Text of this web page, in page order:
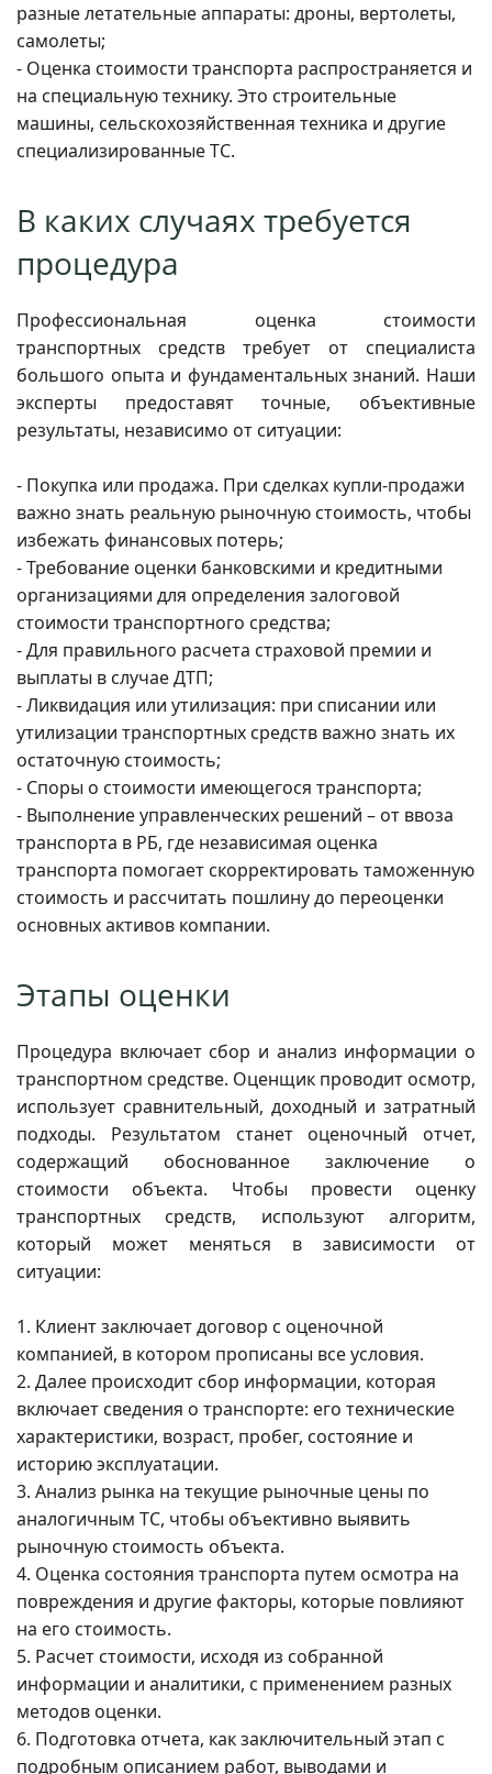
разные летательные аппараты: дроны, вертолеты,
самолеты;
- Оценка стоимости транспорта распространяется и
на специальную технику. Это строительные
машины, сельскохозяйственная техника и другие
специализированные ТС.
В каких случаях требуется
процедура
Профессиональная оценка стоимости
транспортных средств требует от специалиста
большого опыта и фундаментальных знаний. Наши
эксперты предоставят точные, объективные
результаты, независимо от ситуации:
- Покупка или продажа. При сделках купли-продажи
важно знать реальную рыночную стоимость, чтобы
избежать финансовых потерь;
- Требование оценки банковскими и кредитными
организациями для определения залоговой
стоимости транспортного средства;
- Для правильного расчета страховой премии и
выплаты в случае ДТП;
- Ликвидация или утилизация: при списании или
утилизации транспортных средств важно знать их
остаточную стоимость;
- Споры о стоимости имеющегося транспорта;
- Выполнение управленческих решений – от ввоза
транспорта в РБ, где независимая оценка
транспорта помогает скорректировать таможенную
стоимость и рассчитать пошлину до переоценки
основных активов компании.
Этапы оценки
Процедура включает сбор и анализ информации о
транспортном средстве. Оценщик проводит осмотр,
использует сравнительный, доходный и затратный
подходы. Результатом станет оценочный отчет,
содержащий обоснованное заключение о
стоимости объекта. Чтобы провести оценку
транспортных средств, используют алгоритм,
который может меняться в зависимости от
ситуации:
1. Клиент заключает договор с оценочной
компанией, в котором прописаны все условия.
2. Далее происходит сбор информации, которая
включает сведения о транспорте: его технические
характеристики, возраст, пробег, состояние и
историю эксплуатации.
3. Анализ рынка на текущие рыночные цены по
аналогичным ТС, чтобы объективно выявить
рыночную стоимость объекта.
4. Оценка состояния транспорта путем осмотра на
повреждения и другие факторы, которые повлияют
на его стоимость.
5. Расчет стоимости, исходя из собранной
информации и аналитики, с применением разных
методов оценки.
6. Подготовка отчета, как заключительный этап с
подробным описанием работ, выводами и